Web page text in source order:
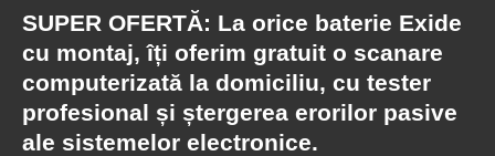
Service
auto
La orice baterie Exide
îți oferim gratuit o scanare
la domiciliu, cu tester
și ștergerea erorilor pasive
electronice.
Baterii